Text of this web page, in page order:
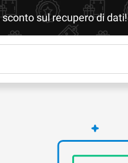
sul recupero di dati!